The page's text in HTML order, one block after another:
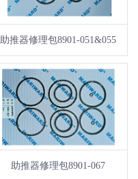
助推器修理包8901-051&055
助推器修理包8901-067